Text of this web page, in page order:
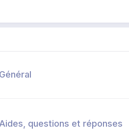
questions et réponses